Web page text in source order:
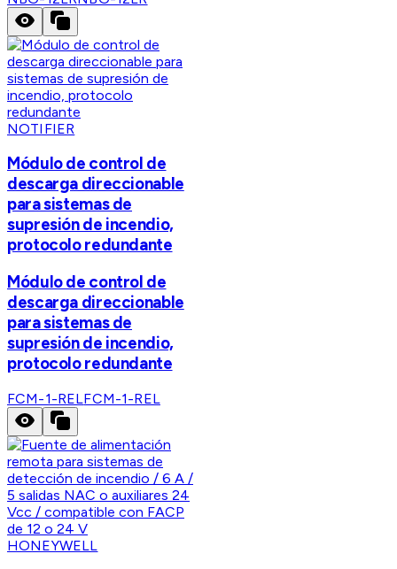
NOTIFIER
Módulo de control de
descarga direccionable
para sistemas de
supresión de incendio,
protocolo redundante
Módulo de control de
descarga direccionable
para sistemas de
supresión de incendio,
protocolo redundante
FCM-1-RELFCM-1-REL
HONEYWELL